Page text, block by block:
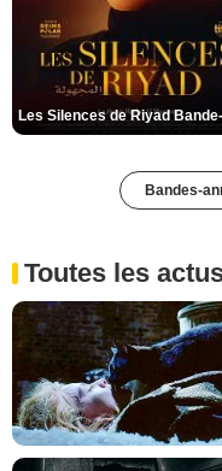
Bandes-
Toutes les